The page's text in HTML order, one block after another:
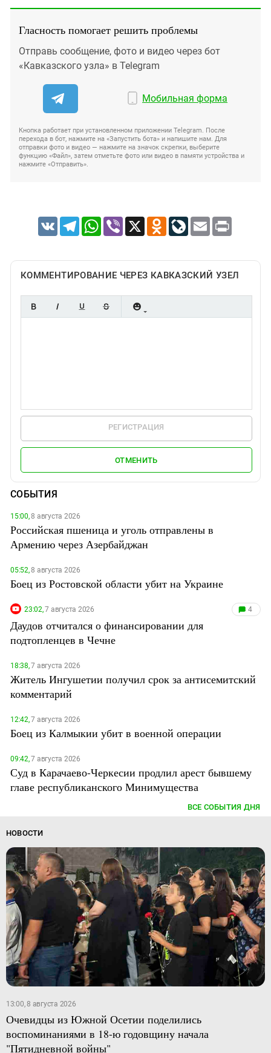
Гласность помогает решить проблемы
Отправь сообщение, фото и видео через бот
«Кавказского узла» в Telegram
Мобильная форма
Кнопка работает при установленном приложении Telegram. После
перехода в бот, нажмите на «Запустить бота» и напишите нам. Для
отправки фото и видео — нажмите на значок скрепки, выберите
функцию «Файл», затем отметьте фото или видео в памяти устройства и
нажмите «Отправить».
VK TelegramWhatsApp
Viber X Odnoklassniki
LiveJournal
Email Print
КОММЕНТИРОВАНИЕ ЧЕРЕЗ КАВКАЗСКИЙ УЗЕЛ
РЕГИСТРАЦИЯ
ОТМЕНИТЬ
СОБЫТИЯ
15:00,8 августа 2026
Российская пшеница и уголь отправлены в
Армению через Азербайджан
05:52,8 августа 2026
Боец из Ростовской области убит на Украине
23:02,7 августа 2026 4
Даудов отчитался о финансировании для
подтопленцев в Чечне
18:38,7 августа 2026
Житель Ингушетии получил срок за антисемитский
комментарий
12:42,7 августа 2026
Боец из Калмыкии убит в военной операции
09:42,7 августа 2026
Суд в Карачаево-Черкесии продлил арест бывшему
главе республиканского Минимущества
ВСЕ СОБЫТИЯ ДНЯ
НОВОСТИ
13:00, 8 августа 2026
Очевидцы из Южной Осетии поделились
воспоминаниями в 18-ю годовщину начала
"Пятидневной войны"